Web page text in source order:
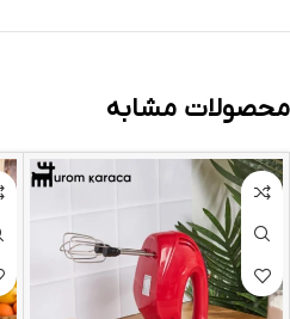
محصولات مشابه